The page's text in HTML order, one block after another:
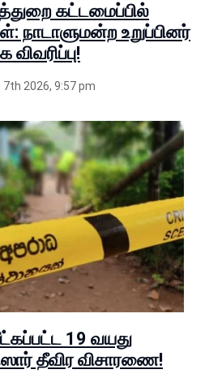
கட்டமைப்பில்
நாடாளுமன்ற உறுப்பினர்
7th 2026, 9:57 pm
19 வயது
தீவிர விசாரணை!